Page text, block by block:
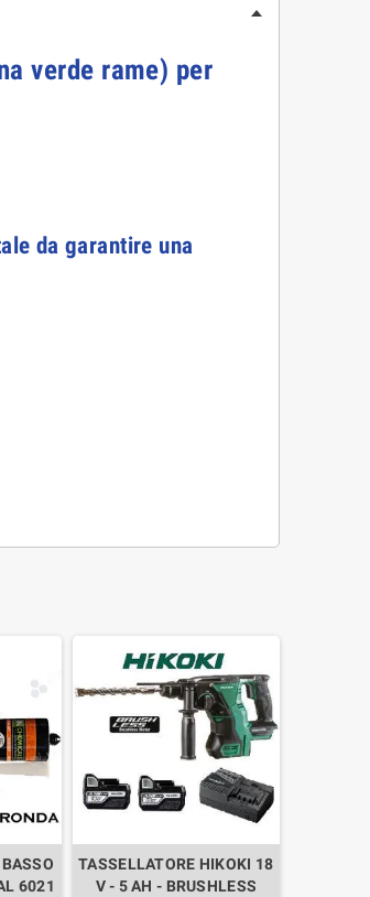
verde rame) per
da garantire una
6021
TASSELLATORE HIKOKI 18
V - 5 AH - BRUSHLESS